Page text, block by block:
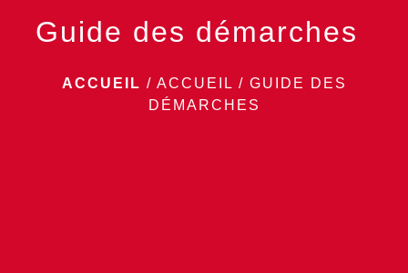
Guide des démarches
ACCUEIL / ACCUEIL / GUIDE DES
DÉMARCHES